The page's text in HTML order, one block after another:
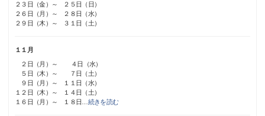
２３日（金）～ ２５日（日）
２６日（月）～ ２８日（水）
２９日（木）～ ３１日（土）
１１月
２日（月）～ ４日（水）
５日（木）～ ７日（土）
９日（月）～ １１日（水）
１２日（木）～ １４日（土）
１６日（月）～ １８日
続きを読む